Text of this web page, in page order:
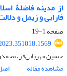
از مدینه فاضلۀ
فارابی و زیمل و
صفحه1-19
حسین مهربانی‌فر،
مشاهده مقاله